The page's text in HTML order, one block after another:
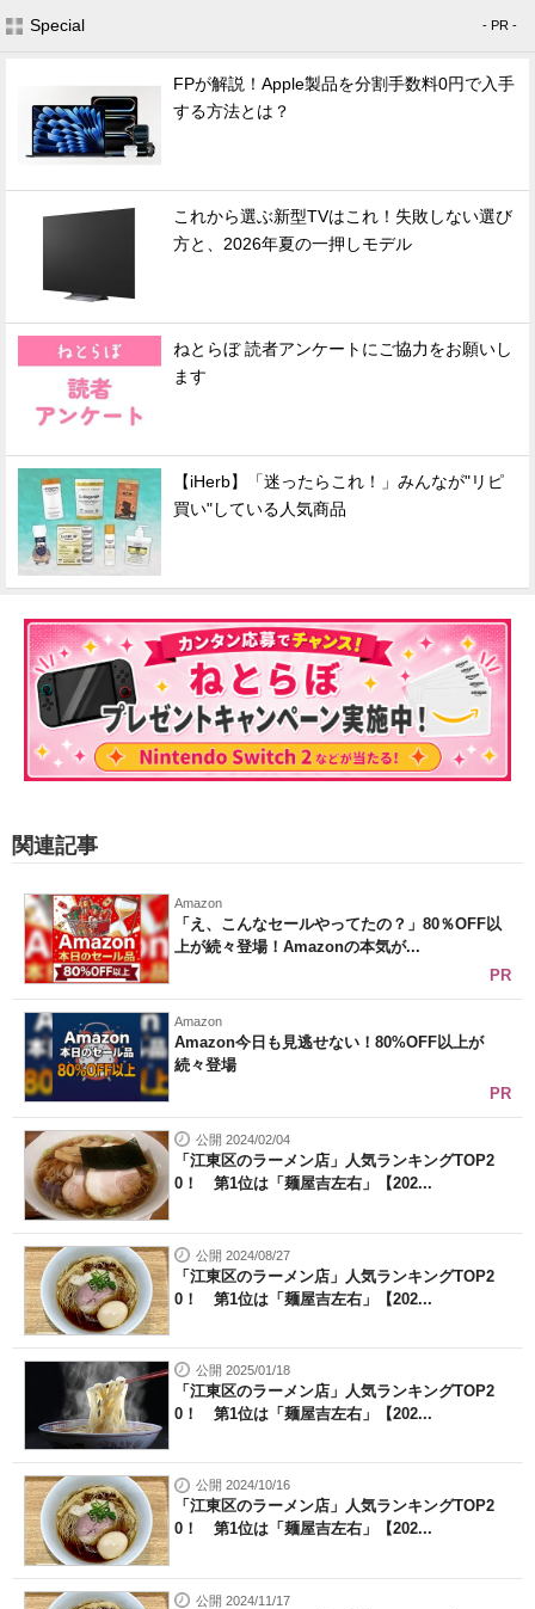
Special - PR -
FPが解説！Apple製品を分割手数料0円で入手
する方法とは？
これから選ぶ新型TVはこれ！失敗しない選び
方と、2026年夏の一押しモデル
ねとらぼ 読者アンケートにご協力をお願いし
ます
【iHerb】「迷ったらこれ！」みんなが"リピ
買い"している人気商品
関連記事
Amazon
「え、こんなセールやってたの？」80％OFF以
上が続々登場！Amazonの本気が...
PR
Amazon
Amazon今日も見逃せない！80%OFF以上が
続々登場
PR
公開 2024/02/04
「江東区のラーメン店」人気ランキングTOP2
0！ 第1位は「麺屋吉左右」【202...
公開 2024/08/27
「江東区のラーメン店」人気ランキングTOP2
0！ 第1位は「麺屋吉左右」【202...
公開 2025/01/18
「江東区のラーメン店」人気ランキングTOP2
0！ 第1位は「麺屋吉左右」【202...
公開 2024/10/16
「江東区のラーメン店」人気ランキングTOP2
0！ 第1位は「麺屋吉左右」【202...
公開 2024/11/17